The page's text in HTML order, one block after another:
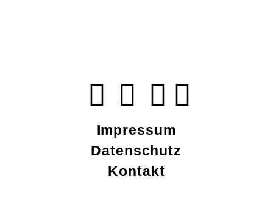
Impressum
Datenschutz
Kontakt